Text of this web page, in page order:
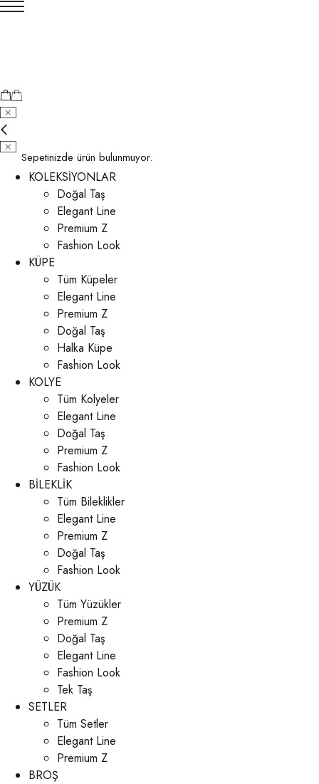
Sepetinizde ürün bulunmuyor.
KOLEKSİYONLAR
Doğal Taş
Elegant Line
Premium Z
Fashion Look
KÜPE
Tüm Küpeler
Elegant Line
Premium Z
Doğal Taş
Halka Küpe
Fashion Look
KOLYE
Tüm Kolyeler
Elegant Line
Doğal Taş
Premium Z
Fashion Look
BİLEKLİK
Tüm Bileklikler
Elegant Line
Premium Z
Doğal Taş
Fashion Look
YÜZÜK
Tüm Yüzükler
Premium Z
Doğal Taş
Elegant Line
Fashion Look
Tek Taş
SETLER
Tüm Setler
Elegant Line
Premium Z
BROŞ